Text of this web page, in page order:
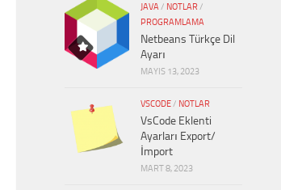
JAVA/ NOTLAR/
PROGRAMLAMA
Netbeans Türkçe Dil
Ayarı
MAYIS 13, 2023
VSCODE/ NOTLAR
VsCode Eklenti
Ayarları Export/
İmport
MART 8, 2023